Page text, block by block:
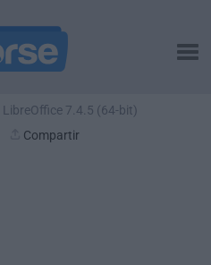
LibreOffice 7.4.5 (64-bit)
Compartir